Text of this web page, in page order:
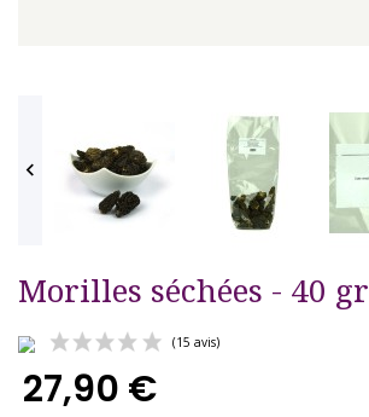

Morilles séchées - 40 gr
27,90 €